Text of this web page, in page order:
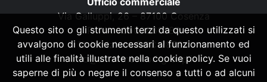
Via Galluppi, 26 – 87100 Cosenza
P. IVA 03500860782
N. iscrizione ROC 28794
info@smartnetworkgroup.it
Questo sito o gli strumenti terzi da questo utilizzati si
avvalgono di cookie necessari al funzionamento ed
utili alle finalità illustrate nella cookie policy. Se vuoi
saperne di più o negare il consenso a tutti o ad alcuni